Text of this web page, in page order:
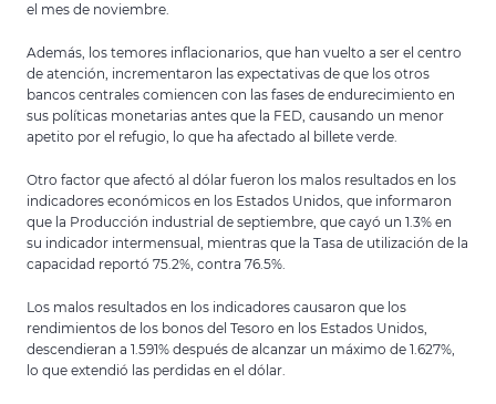
el mes de noviembre.
Además, los temores inflacionarios, que han vuelto a ser el centro
de atención, incrementaron las expectativas de que los otros
bancos centrales comiencen con las fases de endurecimiento en
sus políticas monetarias antes que la FED, causando un menor
apetito por el refugio, lo que ha afectado al billete verde.
Otro factor que afectó al dólar fueron los malos resultados en los
indicadores económicos en los Estados Unidos, que informaron
que la Producción industrial de septiembre, que cayó un 1.3% en
su indicador intermensual, mientras que la Tasa de utilización de la
capacidad reportó 75.2%, contra 76.5%.
Los malos resultados en los indicadores causaron que los
rendimientos de los bonos del Tesoro en los Estados Unidos,
descendieran a 1.591% después de alcanzar un máximo de 1.627%,
lo que extendió las perdidas en el dólar.